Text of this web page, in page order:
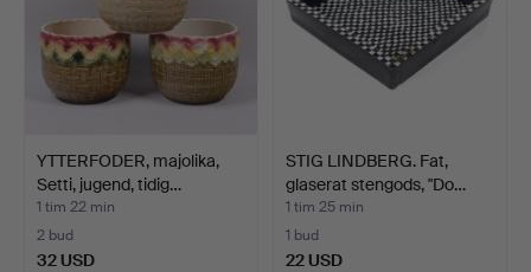
YTTERFODER, majolika,
Setti, jugend, tidig…
1 tim 22 min
2 bud
32 USD
STIG LINDBERG. Fat,
glaserat stengods, "Do…
1 tim 25 min
1 bud
22 USD